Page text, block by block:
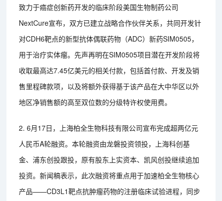
致力于癌症创新药开发的临床阶段美国生物制药公司
NextCure宣布，双方已建立战略合作伙伴关系，共同开发针
对CDH6靶点的新型抗体偶联药物（ADC）新药SIM0505，
用于治疗实体瘤。先声再明在SIM0505项目潜在开发阶段将
收取最高达7.45亿美元的相关付款，包括首付款、开发及销
售里程碑款项，以及将额外获得基于该产品在大中华区以外
地区净销售额的高至双位数的分级特许权使用费。
2. 6月17日，上海柏全生物科技有限公司宣布完成超两亿元
人民币A轮融资。本轮融资由龙磐投资领投，上海科创基
金、浦东创投跟投，原有股东上实资本、凯风创投继续追加
投资。新闻稿表示，此次融资将重点用于加速柏全生物核心
产品——CD3L1靶点抗肿瘤药物的注册临床试验进程，同步